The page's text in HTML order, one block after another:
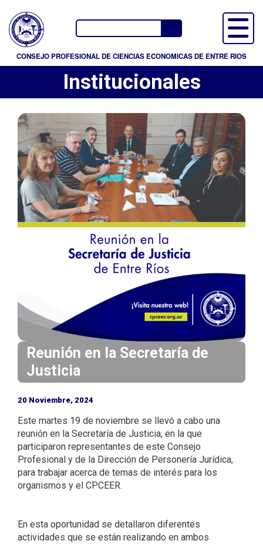
a
s
a
r
a
l
c
o
n
t
e
n
i
o
p
r
i
n
c
l
CONSEJO PROFESIONAL DE CIENCIAS ECONOMICAS DE ENTRE RIOS
Buscador
Institucionales
Reunión en la Secretaría de
Justicia
20 Noviembre, 2024
Este martes 19 de noviembre se llevó a cabo una
reunión en la Secretaría de Justicia, en la que
participaron representantes de este Consejo
Profesional y de la Dirección de Personería Jurídica,
para trabajar acerca de temas de interés para los
organismos y el CPCEER.
En esta oportunidad se detallaron diferentes
actividades que se están realizando en ambos